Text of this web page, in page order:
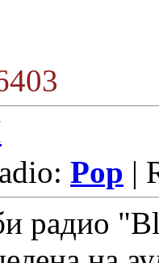
Pop |
радио